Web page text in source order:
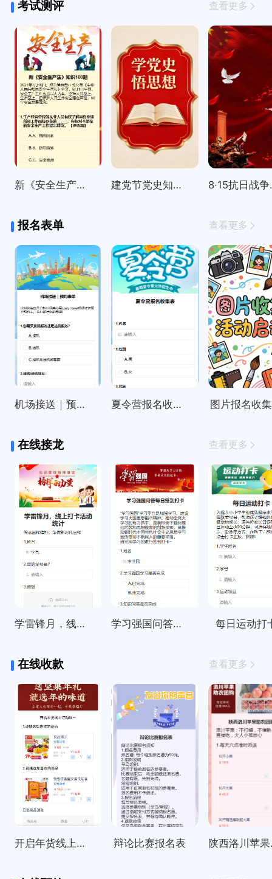
考试测评 查看更多
新《安全生产法》知识100题 建党节党史知识精选100题 8·15
报名表单 查看更多
机场接送｜预约表单 夏令营报名收集表 图片报名收
在线接龙 查看更多
学雷锋月，线上打卡活动统计 学习强国问答每日签到打卡 每日运动打
在线收款 查看更多
开启年货线上订购啦～ 辩论比赛报名表 陕